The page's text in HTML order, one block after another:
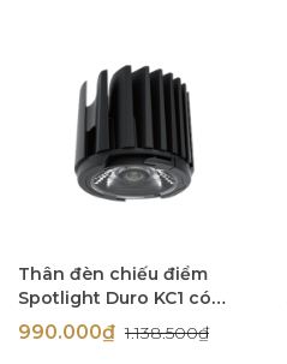
Thân đèn chiếu điểm
Spotlight Duro KC1 có
TRIAC 12W góc chiếu 24
độ Simon N0424-0423
990.000₫1.138.500₫